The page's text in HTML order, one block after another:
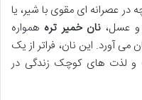
در عصرانه ای مقوی با شیر، یا
و عسل، نان خمیر تره همواره
می آورد. این نان، فراتر از یک
و لذت های کوچک زندگی در